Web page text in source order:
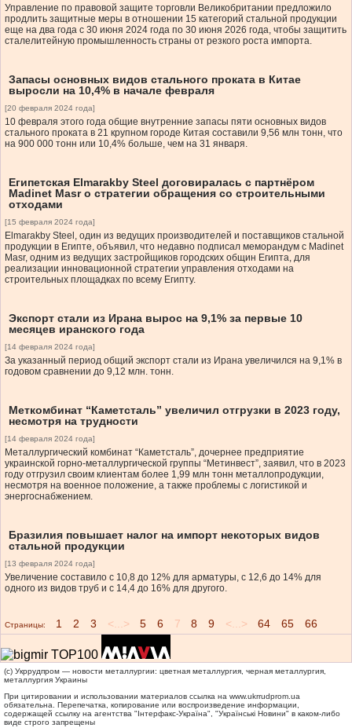
Управление по правовой защите торговли Великобритании предложило
продлить защитные меры в отношении 15 категорий стальной продукции
еще на два года с 30 июня 2024 года по 30 июня 2026 года, чтобы защитить
сталелитейную промышленность страны от резкого роста импорта.
Запасы основных видов стального проката в Китае
выросли на 10,4% в начале февраля
[20 февраля 2024 года]
10 февраля этого года общие внутренние запасы пяти основных видов
стального проката в 21 крупном городе Китая составили 9,56 млн тонн, что
на 900 000 тонн или 10,4% больше, чем на 31 января.
Египетская Elmarakby Steel договиралась с партнёром
Madinet Masr о стратегии обращения со строительными
отходами
[15 февраля 2024 года]
Elmarakby Steel, один из ведущих производителей и поставщиков стальной
продукции в Египте, объявил, что недавно подписал меморандум с Madinet
Masr, одним из ведущих застройщиков городских общин Египта, для
реализации инновационной стратегии управления отходами на
строительных площадках по всему Египту.
Экспорт стали из Ирана вырос на 9,1% за первые 10
месяцев иранского года
[14 февраля 2024 года]
За указанный период общий экспорт стали из Ирана увеличился на 9,1% в
годовом сравнении до 9,12 млн. тонн.
Меткомбинат “Каметсталь” увеличил отгрузки в 2023 году,
несмотря на трудности
[14 февраля 2024 года]
Металлургический комбинат “Каметсталь”, дочернее предприятие
украинской горно-металлургической группы “Метинвест”, заявил, что в 2023
году отгрузил своим клиентам более 1,99 млн тонн металлопродукции,
несмотря на военное положение, а также проблемы с логистикой и
энергоснабжением.
Бразилия повышает налог на импорт некоторых видов
стальной продукции
[13 февраля 2024 года]
Увеличение составило с 10,8 до 12% для арматуры, с 12,6 до 14% для
одного из видов труб и с 14,4 до 16% для другого.
Страницы: 1 2 3 <...> 5 6 7 8 9 <...> 64 65 66
(c) Укррудпром — новости металлургии: цветная металлургия, черная металлургия,
металлургия Украины
При цитировании и использовании материалов ссылка на www.ukrrudprom.ua
обязательна. Перепечатка, копирование или воспроизведение информации,
содержащей ссылку на агентства "Iнтерфакс-Україна", "Українськi Новини" в каком-либо
виде строго запрещены